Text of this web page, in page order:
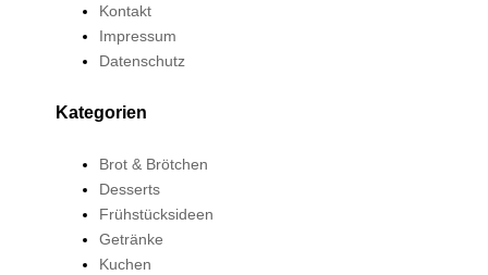
Kontakt
Impressum
Datenschutz
Kategorien
Brot & Brötchen
Desserts
Frühstücksideen
Getränke
Kuchen